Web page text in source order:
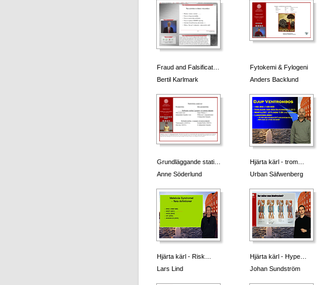
Fraud and Falsificat…
Bertil Karlmark
Fytokemi & Fylogeni
Anders Backlund
Grundläggande stati…
Anne Söderlund
Hjärta kärl - trom…
Urban Säfwenberg
Hjärta kärl - Risk…
Lars Lind
Hjärta kärl - Hype…
Johan Sundström